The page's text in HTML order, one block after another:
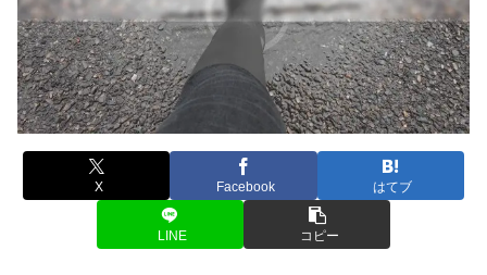
X Facebook はてブ
LINE コピー